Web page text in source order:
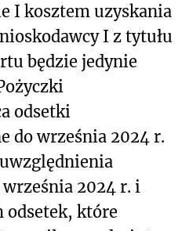
I kosztem uzyskania
I z tytułu
będzie jedynie
odsetki
do września 2024 r.
2024 r. i
odsetek, które